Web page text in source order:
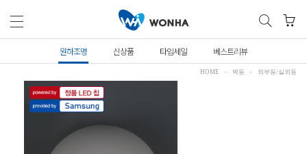
원하조명 신상품 타임세일 베스트리뷰
HOME 벽등 외부등/실외등